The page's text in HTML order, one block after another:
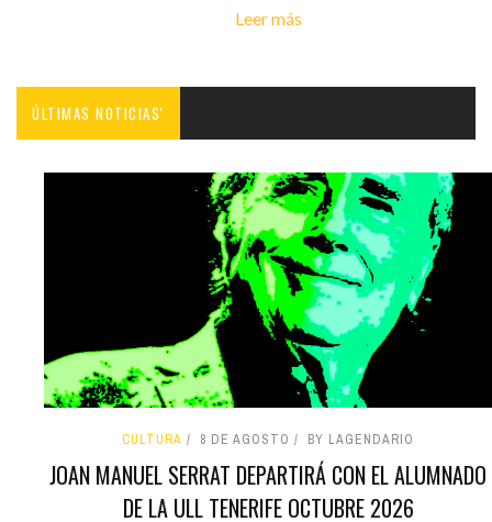
Leer más
ÚLTIMAS NOTICIAS'
CULTURA 8 DE AGOSTO BY LAGENDARIO
JOAN MANUEL SERRAT DEPARTIRÁ CON EL ALUMNADO
DE LA ULL TENERIFE OCTUBRE 2026